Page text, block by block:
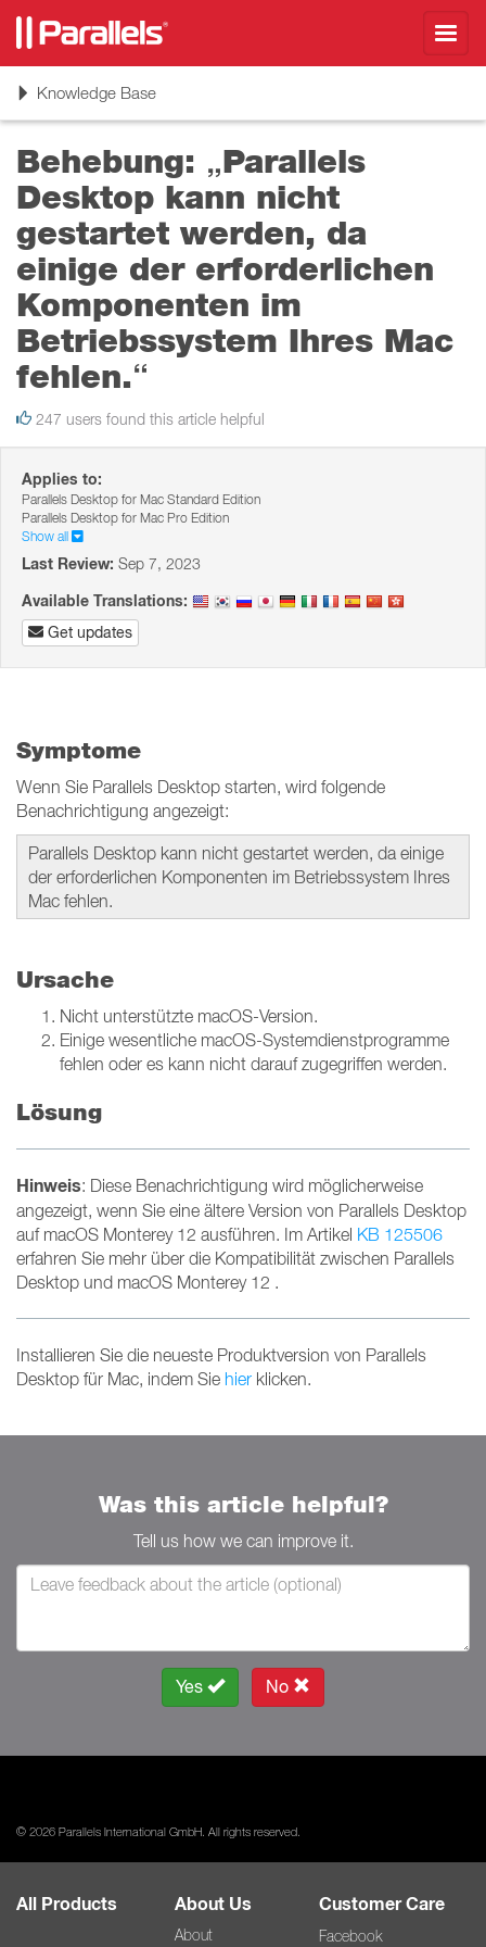
ToggleKnowledge Base
Behebung: „Parallels
Desktop kann nicht
gestartet werden, da
einige der erforderlichen
Komponenten im
Betriebssystem Ihres Mac
fehlen.“
247 users found this article helpful
Applies to:
Parallels Desktop for Mac Standard Edition
Parallels Desktop for Mac Pro Edition
Show all
Last Review: Sep 7, 2023
Available Translations:
Get updates
Symptome
Wenn Sie Parallels Desktop starten, wird folgende
Benachrichtigung angezeigt:
Parallels Desktop kann nicht gestartet werden, da einige
der erforderlichen Komponenten im Betriebssystem Ihres
Mac fehlen.
Ursache
Nicht unterstützte macOS-Version.
Einige wesentliche macOS-Systemdienstprogramme
fehlen oder es kann nicht darauf zugegriffen werden.
Lösung
Hinweis: Diese Benachrichtigung wird möglicherweise
angezeigt, wenn Sie eine ältere Version von Parallels Desktop
auf macOS Monterey 12 ausführen. Im Artikel KB 125506
erfahren Sie mehr über die Kompatibilität zwischen Parallels
Desktop und macOS Monterey 12 .
Installieren Sie die neueste Produktversion von Parallels
Desktop für Mac, indem Sie hier klicken.
Was this article helpful?
Tell us how we can improve it.
Yes No
© 2026 Parallels International GmbH. All rights reserved.
All Products About Us
About
Customer Care
Facebook